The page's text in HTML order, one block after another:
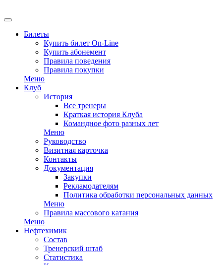
Билеты
Купить билет On-Line
Купить абонемент
Правила поведения
Правила покупки
Меню
Клуб
История
Все тренеры
Краткая история Клуба
Командное фото разных лет
Меню
Руководство
Визитная карточка
Контакты
Документация
Закупки
Рекламодателям
Политика обработки персональных данных
Меню
Правила массового катания
Меню
Нефтехимик
Состав
Тренерский штаб
Статистика